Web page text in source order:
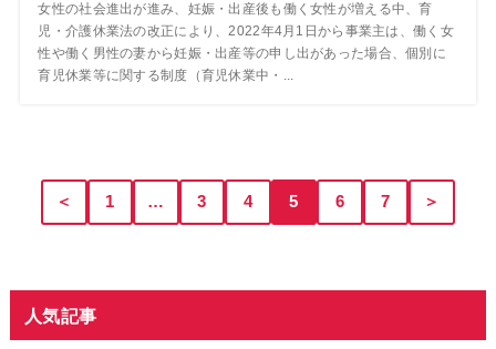
女性の社会進出が進み、妊娠・出産後も働く女性が増える中、育
児・介護休業法の改正により、2022年4月1日から事業主は、働く女
性や働く男性の妻から妊娠・出産等の申し出があった場合、個別に
育児休業等に関する制度（育児休業中・...
＜ 1 … 3 4 5 6 7 ＞
人気記事